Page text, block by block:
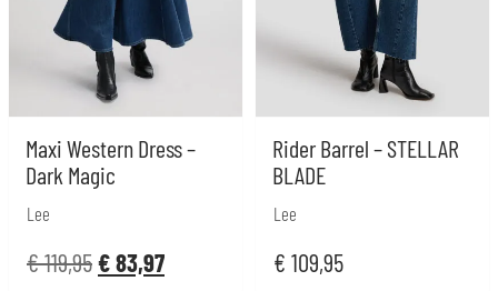
Maxi Western Dress –
Dark Magic
Lee
€119,95€83,97
Rider Barrel – STELLAR
BLADE
Lee
€ 109,95